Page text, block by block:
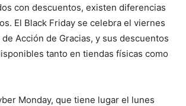
con descuentos, existen diferencias
El Black Friday se celebra el viernes
Acción de Gracias, y sus descuentos
tanto en tiendas físicas como
Monday, que tiene lugar el lunes